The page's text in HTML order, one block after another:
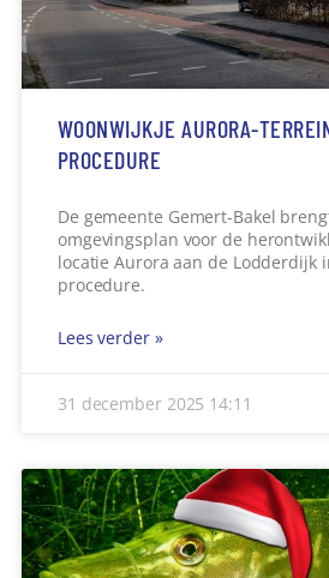
WOONWIJKJE AURORA-
PROCEDURE
De gemeente Gemert-Bakel
omgevingsplan voor de
locatie Aurora aan de Lodderdijk
procedure.
Lees verder »
31 december 2025 14:11